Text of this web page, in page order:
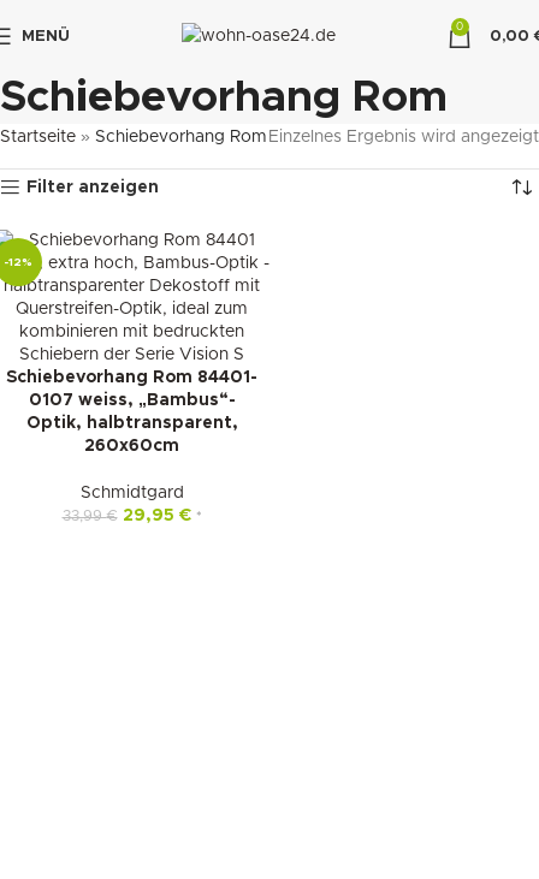
MENÜ
0
0,00
Schiebevorhang Rom
Startseite » Schiebevorhang Rom Einzelnes Ergebnis wird angezeigt
Filter anzeigen
-12%
Schiebevorhang Rom 84401-
0107 weiss, „Bambus“-
Optik, halbtransparent,
260x60cm
Schmidtgard
33,99€ 29,95 € *